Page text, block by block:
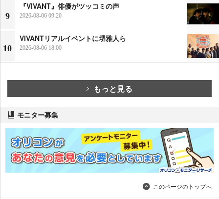
9
『VIVANT』俳優がツッコミの声
2026-08-06 09:20
10
VIVANTリアルイベントに堺雅人ら
2026-08-06 18:00
もっと見る
モニター募集
このページのトップへ